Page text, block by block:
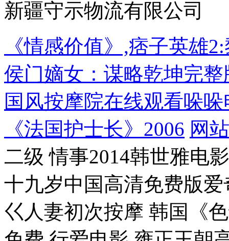
新疆守示物流有限公司
《情感价值》,痞子英雄
侯门嫡女：谋略乾坤完
国风按摩院在线观看哚
《法国护士长》2006 网